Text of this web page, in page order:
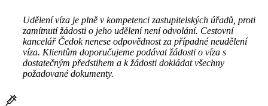
Udělení víza je plně v kompetenci zastupitelských úřadů, proti
zamítnutí žádosti o jeho udělení není odvolání. Cestovní
kancelář Čedok nenese odpovědnost za případné neudělení
víza. Klientům doporučujeme podávat žádosti o víza s
dostatečným předstihem a k žádosti dokládat všechny
požadované dokumenty.